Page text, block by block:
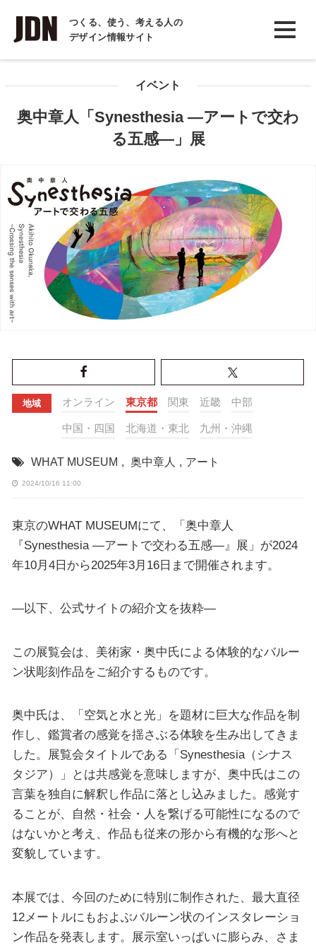
つくる、使う、考える人の
デザイン情報サイト
INTERVIEW
インタビュー
イベント
奥中章人「Synesthesia ―アートで交わ
る五感―」展
地域 オンライン 東京都 関東 近畿 中部
中国・四国 北海道・東北 九州・沖縄
WHAT MUSEUM , 奥中章人 , アート
2024/10/16 11:00
東京のWHAT MUSEUMにて、「奥中章人
『Synesthesia ―アートで交わる五感―』展」が2024
年10月4日から2025年3月16日まで開催されます。
—以下、公式サイトの紹介文を抜粋—
この展覧会は、美術家・奥中氏による体験的なバルー
ン状彫刻作品をご紹介するものです。
奥中氏は、「空気と水と光」を題材に巨大な作品を制
作し、鑑賞者の感覚を揺さぶる体験を生み出してきま
した。展覧会タイトルである「Synesthesia（シナス
タジア）」とは共感覚を意味しますが、奥中氏はこの
言葉を独自に解釈し作品に落とし込みました。感覚す
ることが、自然・社会・人を繋げる可能性になるので
はないかと考え、作品も従来の形から有機的な形へと
変貌しています。
本展では、今回のために特別に制作された、最大直径
12メートルにもおよぶバルーン状のインスタレーショ
ン作品を発表します。展示室いっぱいに膨らみ、さま